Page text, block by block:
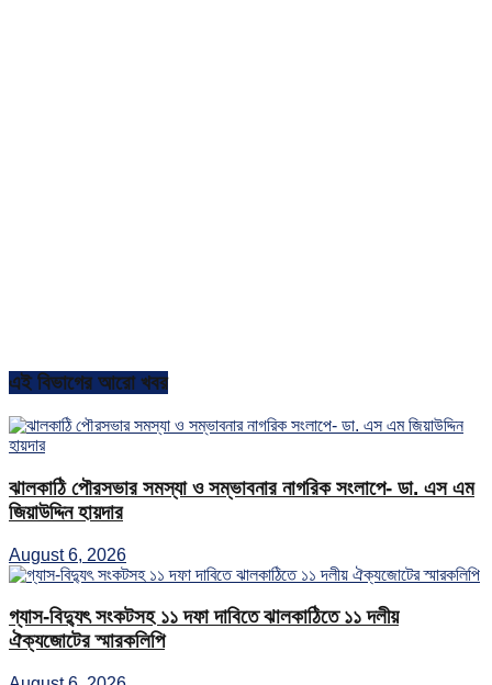
এই বিভাগের আরো খবর
ঝালকাঠি পৌরসভার সমস্যা ও সম্ভাবনার নাগরিক সংলাপে- ডা. এস এম
জিয়াউদ্দিন হায়দার
August 6, 2026
গ্যাস-বিদ্যুৎ সংকটসহ ১১ দফা দাবিতে ঝালকাঠিতে ১১ দলীয়
ঐক্যজোটের স্মারকলিপি